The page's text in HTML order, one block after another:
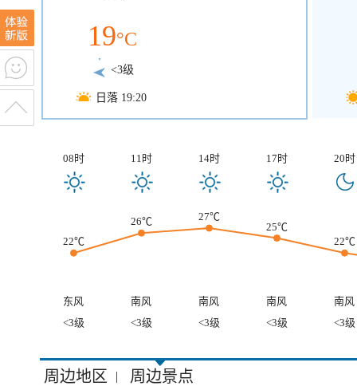
19°C
<3级
日落 19:20
08时 11时 14时 17时 20时
22℃
26℃
27℃
25℃
22℃
东风 南风 南风 南风
南风
<3级
<3级 <3级 <3级 <3级
周边地区 | 周边景点